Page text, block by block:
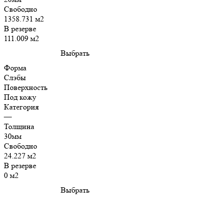
Свободно
1358.731 м2
В резерве
111.009 м2
Выбрать
Форма
Слэбы
Поверхность
Под кожу
Категория
—
Толщина
30мм
Свободно
24.227 м2
В резерве
0 м2
Выбрать